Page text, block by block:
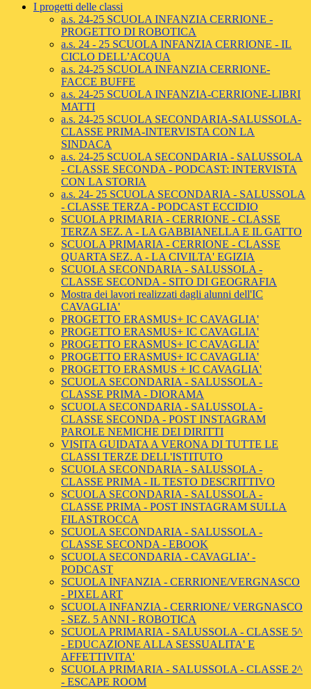
I progetti delle classi
a.s. 24-25 SCUOLA INFANZIA CERRIONE -
PROGETTO DI ROBOTICA
a.s. 24 - 25 SCUOLA INFANZIA CERRIONE - IL
CICLO DELL’ACQUA
a.s. 24-25 SCUOLA INFANZIA CERRIONE-
FACCE BUFFE
a.s. 24-25 SCUOLA INFANZIA-CERRIONE-LIBRI
MATTI
a.s. 24-25 SCUOLA SECONDARIA-SALUSSOLA-
CLASSE PRIMA-INTERVISTA CON LA
SINDACA
a.s. 24-25 SCUOLA SECONDARIA - SALUSSOLA
- CLASSE SECONDA - PODCAST: INTERVISTA
CON LA STORIA
a.s. 24- 25 SCUOLA SECONDARIA - SALUSSOLA
- CLASSE TERZA - PODCAST ECCIDIO
SCUOLA PRIMARIA - CERRIONE - CLASSE
TERZA SEZ. A - LA GABBIANELLA E IL GATTO
SCUOLA PRIMARIA - CERRIONE - CLASSE
QUARTA SEZ. A - LA CIVILTA' EGIZIA
SCUOLA SECONDARIA - SALUSSOLA -
CLASSE SECONDA - SITO DI GEOGRAFIA
Mostra dei lavori realizzati dagli alunni dell'IC
CAVAGLIA'
PROGETTO ERASMUS+ IC CAVAGLIA'
PROGETTO ERASMUS+ IC CAVAGLIA'
PROGETTO ERASMUS+ IC CAVAGLIA'
PROGETTO ERASMUS+ IC CAVAGLIA'
PROGETTO ERASMUS + IC CAVAGLIA'
SCUOLA SECONDARIA - SALUSSOLA -
CLASSE PRIMA - DIORAMA
SCUOLA SECONDARIA - SALUSSOLA -
CLASSE SECONDA - POST INSTAGRAM
PAROLE NEMICHE DEI DIRITTI
VISITA GUIDATA A VERONA DI TUTTE LE
CLASSI TERZE DELL'ISTITUTO
SCUOLA SECONDARIA - SALUSSOLA -
CLASSE PRIMA - IL TESTO DESCRITTIVO
SCUOLA SECONDARIA - SALUSSOLA -
CLASSE PRIMA - POST INSTAGRAM SULLA
FILASTROCCA
SCUOLA SECONDARIA - SALUSSOLA -
CLASSE SECONDA - EBOOK
SCUOLA SECONDARIA - CAVAGLIA’ -
PODCAST
SCUOLA INFANZIA - CERRIONE/VERGNASCO
- PIXEL ART
SCUOLA INFANZIA - CERRIONE/ VERGNASCO
- SEZ. 5 ANNI - ROBOTICA
SCUOLA PRIMARIA - SALUSSOLA - CLASSE 5^
- EDUCAZIONE ALLA SESSUALITA' E
AFFETTIVITA'
SCUOLA PRIMARIA - SALUSSOLA - CLASSE 2^
- ESCAPE ROOM